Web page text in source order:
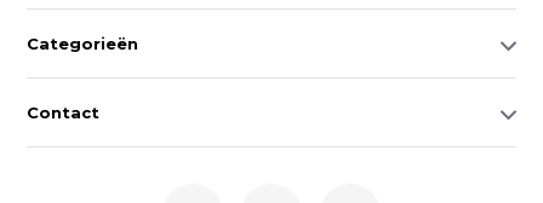
Categorieën
Contact